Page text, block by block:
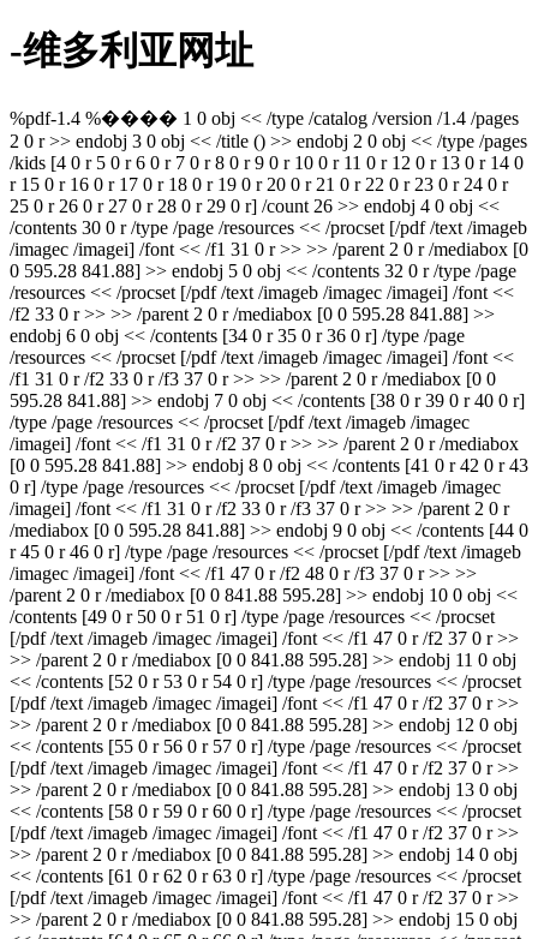
-维多利亚网址
%pdf-1.4 %���� 1 0 obj << /type /catalog /version /1.4 /pages
2 0 r >> endobj 3 0 obj << /title () >> endobj 2 0 obj << /type /pages
/kids [4 0 r 5 0 r 6 0 r 7 0 r 8 0 r 9 0 r 10 0 r 11 0 r 12 0 r 13 0 r 14 0
r 15 0 r 16 0 r 17 0 r 18 0 r 19 0 r 20 0 r 21 0 r 22 0 r 23 0 r 24 0 r
25 0 r 26 0 r 27 0 r 28 0 r 29 0 r] /count 26 >> endobj 4 0 obj <<
/contents 30 0 r /type /page /resources << /procset [/pdf /text /imageb
/imagec /imagei] /font << /f1 31 0 r >> >> /parent 2 0 r /mediabox [0
0 595.28 841.88] >> endobj 5 0 obj << /contents 32 0 r /type /page
/resources << /procset [/pdf /text /imageb /imagec /imagei] /font <<
/f2 33 0 r >> >> /parent 2 0 r /mediabox [0 0 595.28 841.88] >>
endobj 6 0 obj << /contents [34 0 r 35 0 r 36 0 r] /type /page
/resources << /procset [/pdf /text /imageb /imagec /imagei] /font <<
/f1 31 0 r /f2 33 0 r /f3 37 0 r >> >> /parent 2 0 r /mediabox [0 0
595.28 841.88] >> endobj 7 0 obj << /contents [38 0 r 39 0 r 40 0 r]
/type /page /resources << /procset [/pdf /text /imageb /imagec
/imagei] /font << /f1 31 0 r /f2 37 0 r >> >> /parent 2 0 r /mediabox
[0 0 595.28 841.88] >> endobj 8 0 obj << /contents [41 0 r 42 0 r 43
0 r] /type /page /resources << /procset [/pdf /text /imageb /imagec
/imagei] /font << /f1 31 0 r /f2 33 0 r /f3 37 0 r >> >> /parent 2 0 r
/mediabox [0 0 595.28 841.88] >> endobj 9 0 obj << /contents [44 0
r 45 0 r 46 0 r] /type /page /resources << /procset [/pdf /text /imageb
/imagec /imagei] /font << /f1 47 0 r /f2 48 0 r /f3 37 0 r >> >>
/parent 2 0 r /mediabox [0 0 841.88 595.28] >> endobj 10 0 obj <<
/contents [49 0 r 50 0 r 51 0 r] /type /page /resources << /procset
[/pdf /text /imageb /imagec /imagei] /font << /f1 47 0 r /f2 37 0 r >>
>> /parent 2 0 r /mediabox [0 0 841.88 595.28] >> endobj 11 0 obj
<< /contents [52 0 r 53 0 r 54 0 r] /type /page /resources << /procset
[/pdf /text /imageb /imagec /imagei] /font << /f1 47 0 r /f2 37 0 r >>
>> /parent 2 0 r /mediabox [0 0 841.88 595.28] >> endobj 12 0 obj
<< /contents [55 0 r 56 0 r 57 0 r] /type /page /resources << /procset
[/pdf /text /imageb /imagec /imagei] /font << /f1 47 0 r /f2 37 0 r >>
>> /parent 2 0 r /mediabox [0 0 841.88 595.28] >> endobj 13 0 obj
<< /contents [58 0 r 59 0 r 60 0 r] /type /page /resources << /procset
[/pdf /text /imageb /imagec /imagei] /font << /f1 47 0 r /f2 37 0 r >>
>> /parent 2 0 r /mediabox [0 0 841.88 595.28] >> endobj 14 0 obj
<< /contents [61 0 r 62 0 r 63 0 r] /type /page /resources << /procset
[/pdf /text /imageb /imagec /imagei] /font << /f1 47 0 r /f2 37 0 r >>
>> /parent 2 0 r /mediabox [0 0 841.88 595.28] >> endobj 15 0 obj